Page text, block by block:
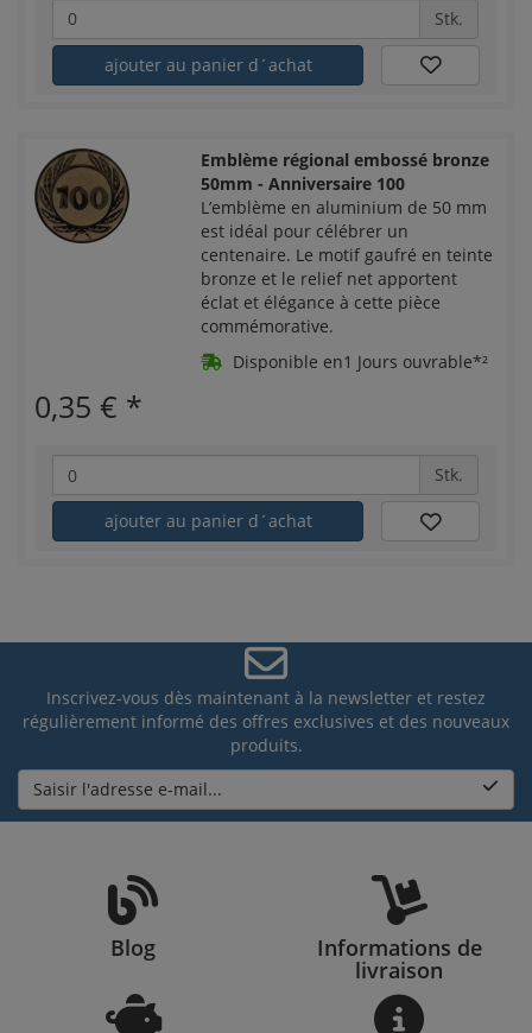
Stk.
ajouter au panier d´achat
Emblème régional embossé bronze
50mm - Anniversaire 100
L’emblème en aluminium de 50 mm
est idéal pour célébrer un
centenaire. Le motif gaufré en teinte
bronze et le relief net apportent
éclat et élégance à cette pièce
commémorative.
Disponible en1 Jours ouvrable*²
0,35 € *
Stk.
ajouter au panier d´achat
Inscrivez-vous dès maintenant à la newsletter et restez
régulièrement informé des offres exclusives et des nouveaux
produits.
Saisir l'adresse e-mail...
Blog Informations de
livraison